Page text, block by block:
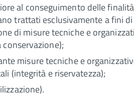
al conseguimento delle
trattati esclusivamente a fini di
di misure tecniche e
misure tecniche e
(integrità e riservatezza);